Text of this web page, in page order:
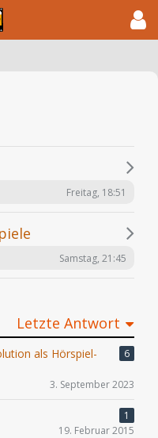
Freitag, 18:51
Samstag, 21:45
Letzte Antwort
als Hörspiel-
6
3. September 2023
1
19. Februar 2015